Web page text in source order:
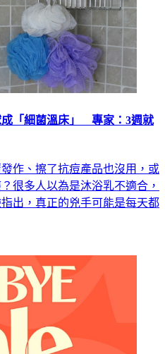
成「細菌溫床」 專家：3週就
作、擦了抗痘產品也沒用，或
很多人以為是沐浴乳不適合，
出，真正的兇手可能是每天都